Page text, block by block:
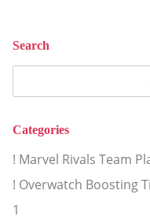
Search
Categories
! Marvel Rivals Team
! Overwatch Boosting
1